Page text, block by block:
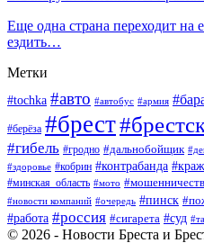
Еще одна страна переходит на
ездить…
Метки
#tochka #авто #автобус #армия
#берёза #брест
#гибель #гродно #дальнобойщик
#здоровье #кобрин #контрабанда
#минская_область #мото
#новости компаний #очередь #пинск
#работа #россия #сигарета #суд
© 2026 - Новости Бреста и